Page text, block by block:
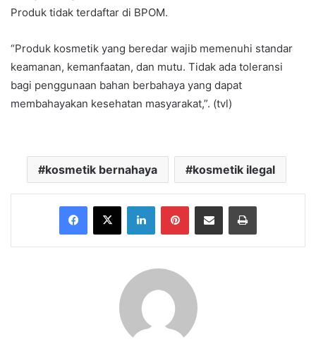
Produk tidak terdaftar di BPOM.
“Produk kosmetik yang beredar wajib memenuhi standar
keamanan, kemanfaatan, dan mutu. Tidak ada toleransi
bagi penggunaan bahan berbahaya yang dapat
membahayakan kesehatan masyarakat,”. (tvl)
kosmetik bernahaya kosmetik ilegal
Facebook
X LinkedInPinterestShare via Email Print